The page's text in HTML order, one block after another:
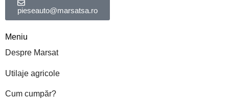
pieseauto@marsatsa.ro
Meniu
Despre Marsat
Utilaje agricole
Cum cumpăr?